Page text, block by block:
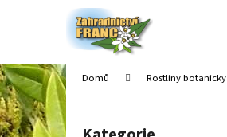
Domů Rostliny botanicky
P
o
Přeskočit
í
k
Zpět
do
obchodu
Zpět
do
obchodu